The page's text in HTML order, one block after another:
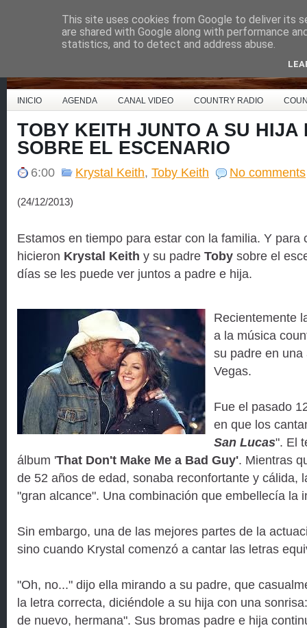
Country Music España
INICIO AGENDA CANAL VIDEO COUNTRY RADIO
TOBY KEITH JUNTO A SU HIJA
SOBRE EL ESCENARIO
6:00 Krystal Keith, Toby Keith No comments
(24/12/2013)
Estamos en tiempo para estar con la familia. Y para
hicieron Krystal Keith y su padre Toby sobre el
días se les puede ver juntos a padre e hija.
Recientemente
a la música
su padre en
Vegas.
Fue el pasado
en que los
San Lucas". El
álbum 'That Don't Make Me a Bad Guy'. Mientras
de 52 años de edad, sonaba reconfortante y cálida,
"gran alcance". Una combinación que embellecía la
Sin embargo, una de las mejores partes de la
sino cuando Krystal comenzó a cantar las letras
"Oh, no..." dijo ella mirando a su padre, que
la letra correcta, diciéndole a su hija con una
de nuevo, hermana". Sus bromas padre e hija
This site uses cookies from Google to deliver its
are shared with Google along with performance
statistics, and to detect and address abuse.